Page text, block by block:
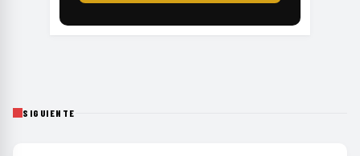
SIGUIENTE